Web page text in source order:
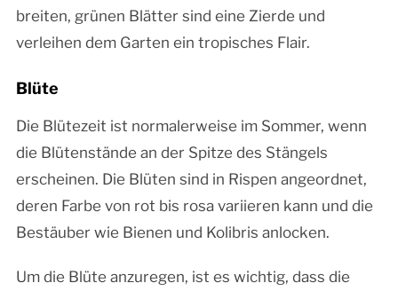
breiten, grünen Blätter sind eine Zierde und
verleihen dem Garten ein tropisches Flair.
Blüte
Die Blütezeit ist normalerweise im Sommer, wenn
die Blütenstände an der Spitze des Stängels
erscheinen. Die Blüten sind in Rispen angeordnet,
deren Farbe von rot bis rosa variieren kann und die
Bestäuber wie Bienen und Kolibris anlocken.
Um die Blüte anzuregen, ist es wichtig, dass die